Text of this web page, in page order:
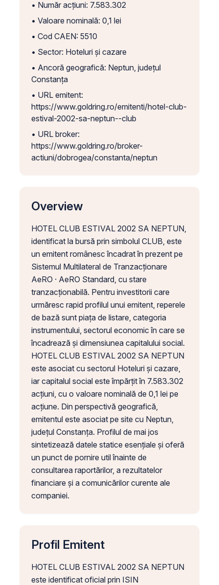
• Număr acțiuni: 7.583.302
• Valoare nominală: 0,1 lei
• Cod CAEN: 5510
• Sector: Hoteluri și cazare
• Ancoră geografică: Neptun, județul
Constanța
• URL emitent:
https://www.goldring.ro/emitenti/hotel-club-
estival-2002-sa-neptun--club
• URL broker:
https://www.goldring.ro/broker-
actiuni/dobrogea/constanta/neptun
Overview
HOTEL CLUB ESTIVAL 2002 SA NEPTUN,
identificat la bursă prin simbolul CLUB, este
un emitent românesc încadrat în prezent pe
Sistemul Multilateral de Tranzacționare
AeRO · AeRO Standard, cu stare
tranzacționabilă. Pentru investitorii care
urmăresc rapid profilul unui emitent, reperele
de bază sunt piața de listare, categoria
instrumentului, sectorul economic în care se
încadrează și dimensiunea capitalului social.
HOTEL CLUB ESTIVAL 2002 SA NEPTUN
este asociat cu sectorul Hoteluri și cazare,
iar capitalul social este împărțit în 7.583.302
acțiuni, cu o valoare nominală de 0,1 lei pe
acțiune. Din perspectivă geografică,
emitentul este asociat pe site cu Neptun,
județul Constanța. Profilul de mai jos
sintetizează datele statice esențiale și oferă
un punct de pornire util înainte de
consultarea raportărilor, a rezultatelor
financiare și a comunicărilor curente ale
companiei.
Profil Emitent
HOTEL CLUB ESTIVAL 2002 SA NEPTUN
este identificat oficial prin ISIN